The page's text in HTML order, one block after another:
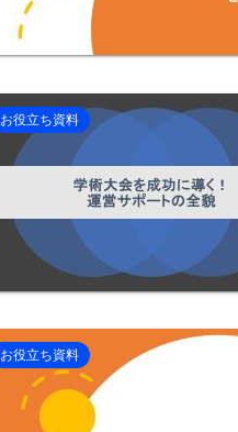
お役立ち資料
お役立ち資料